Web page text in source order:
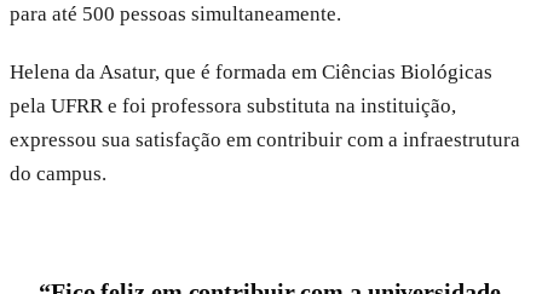
para até 500 pessoas simultaneamente.
Helena da Asatur, que é formada em Ciências Biológicas
pela UFRR e foi professora substituta na instituição,
expressou sua satisfação em contribuir com a infraestrutura
do campus.